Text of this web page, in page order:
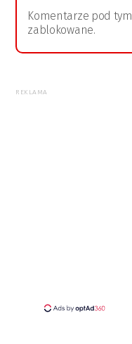
Komentarze pod
zablokowane.
REKLAMA